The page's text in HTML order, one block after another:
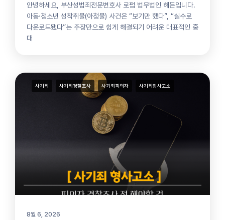
안녕하세요, 부산성범죄전문변호사 로펌 법무법인 해든입니다.
아동·청소년 성착취물(아청물) 사건은 “보기만 했다”, “실수로
다운로드됐다”​는 주장만으로 쉽게 해결되기 어려운 대표적인 중
대
사기죄 사기죄경찰조사 사기죄피의자 사기죄형사고소
8월 6, 2026